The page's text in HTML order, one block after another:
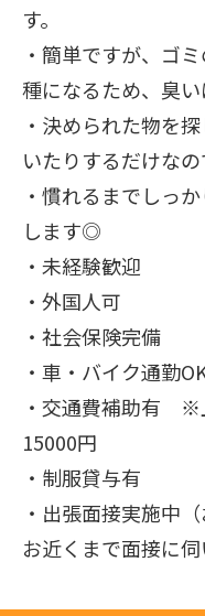
す。
・簡単ですが、ゴ
種になるため、臭い
・決められた物を
いたりするだけなの
・慣れるまでしっ
します◎
・未経験歓迎
・外国人可
・社会保険完備
・車・バイク通勤
・交通費補助有 ※
15000円
・制服貸与有
・出張面接実施中
お近くまで面接に伺